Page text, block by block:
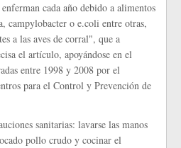
cada año debido a alimentos
campylobacter o e.coli entre otras,
a las aves de corral", que a
el artículo, apoyándose en el
entre 1998 y 2008 por el
para el Control y Prevención de
sanitarias: lavarse las manos
pollo crudo y cocinar el